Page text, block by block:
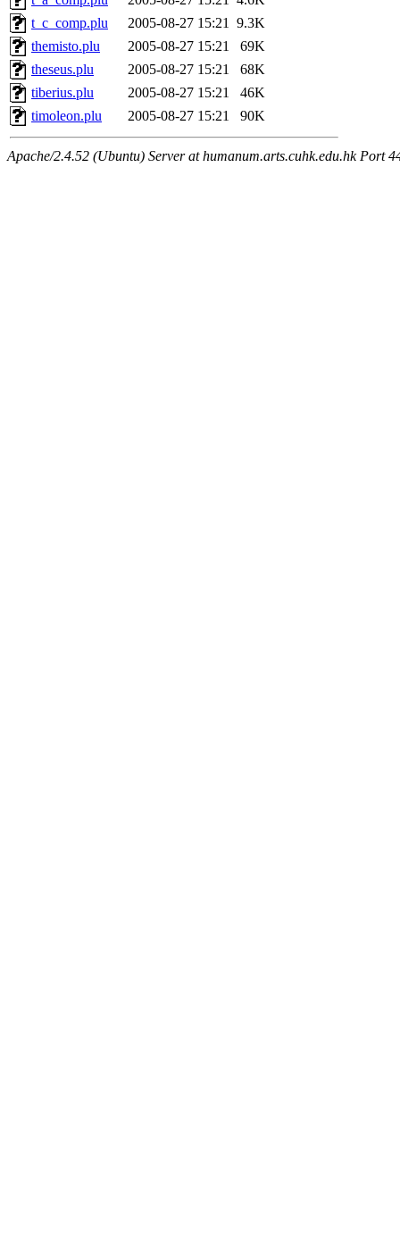
t_c_comp.plu
2005-08-27 15:21 9.3K
themisto.plu
2005-08-27 15:21
69K
theseus.plu
2005-08-27 15:21
68K
tiberius.plu
2005-08-27 15:21
46K
timoleon.plu
2005-08-27 15:21 90K
Apache/2.4.52 (Ubuntu) Server at humanum.arts.cuhk.edu.hk Port